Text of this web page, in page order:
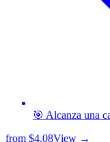
🎯 Alcanza una
from $4.08View →